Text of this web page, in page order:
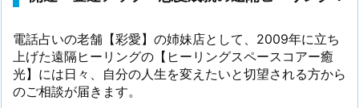
電話占いの老舗【彩愛】の姉妹店として、2009年に立ち
上げた遠隔ヒーリングの【ヒーリングスペースコアー癒
光】には日々、自分の人生を変えたいと切望される方から
のご相談が届きます。